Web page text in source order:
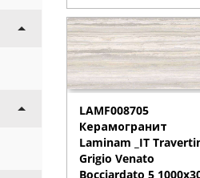
LAMF008705
Керамогранит
Laminam _IT
Grigio Venato
Bocciardato 5